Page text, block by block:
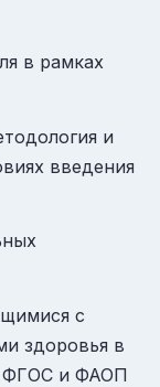
в рамках
и
введения
с
здоровья в
ФГОС и ФАОП